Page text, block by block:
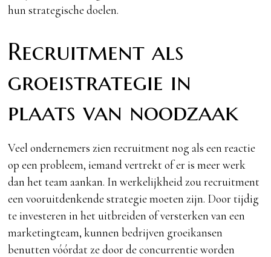
hun strategische doelen.
Recruitment als
groeistrategie in
plaats van noodzaak
Veel ondernemers zien recruitment nog als een reactie
op een probleem, iemand vertrekt of er is meer werk
dan het team aankan. In werkelijkheid zou recruitment
een vooruitdenkende strategie moeten zijn. Door tijdig
te investeren in het uitbreiden of versterken van een
marketingteam, kunnen bedrijven groeikansen
benutten vóórdat ze door de concurrentie worden